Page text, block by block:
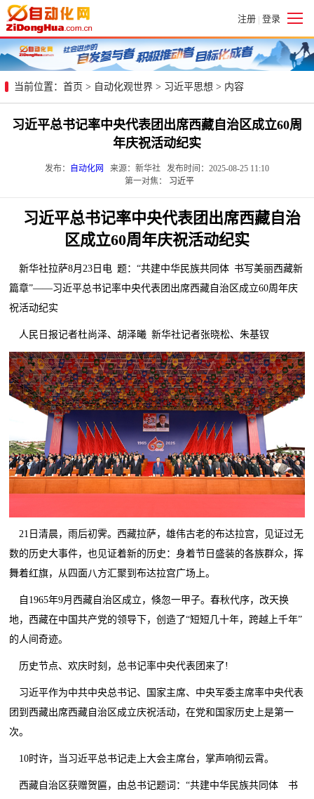
注册 | 登录
当前位置： 首页 > 自动化观世界 > 习近平思想 > 内容
习近平总书记率中央代表团出席西藏自治区成立60周
年庆祝活动纪实
发布： 自动化网
来源：新华社 发布时间：2025-08-25 11:10
第一对焦：
习近平
习近平总书记率中央代表团出席西藏自治
区成立60周年庆祝活动纪实
新华社拉萨8月23日电 题：“共建中华民族共同体 书写美丽西藏新
篇章”——习近平总书记率中央代表团出席西藏自治区成立60周年庆
祝活动纪实
人民日报记者杜尚泽、胡泽曦 新华社记者张晓松、朱基钗
21日清晨，雨后初霁。西藏拉萨，雄伟古老的布达拉宫，见证过无
数的历史大事件，也见证着新的历史：身着节日盛装的各族群众，挥
舞着红旗，从四面八方汇聚到布达拉宫广场上。
自1965年9月西藏自治区成立，倏忽一甲子。春秋代序，改天换
地，西藏在中国共产党的领导下，创造了“短短几十年，跨越上千年”
的人间奇迹。
历史节点、欢庆时刻，总书记率中央代表团来了!
习近平作为中共中央总书记、国家主席、中央军委主席率中央代表
团到西藏出席西藏自治区成立庆祝活动，在党和国家历史上是第一
次。
10时许，当习近平总书记走上大会主席台，掌声响彻云霄。
西藏自治区获赠贺匾，由总书记题词：“共建中华民族共同体 书